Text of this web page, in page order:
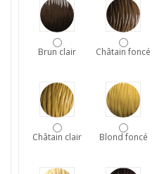
Brun clair Châtain foncé
Châtain clair Blond foncé